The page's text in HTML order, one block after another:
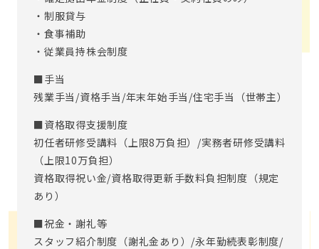
・制服貸与
・食事補助
・従業員持株会制度
■手当
残業手当/資格手当/年末年始手当/住宅手当（世帯主）
■資格取得支援制度
初任者研修受講料（上限8万負担）/実務者研修受講料
（上限10万負担）
資格取得祝い金/資格取得更新手数料負担制度（規定
あり）
■祝金・謝礼等
スタッフ紹介制度（謝礼金あり）/永年勤続表彰制度/